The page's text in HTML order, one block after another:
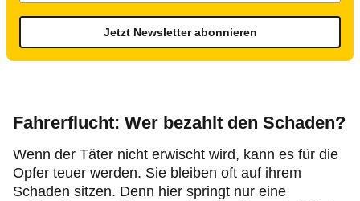
Jetzt Newsletter abonnieren
Fahrerflucht: Wer bezahlt den Schaden?
Wenn der Täter nicht erwischt wird, kann es für die
Opfer teuer werden. Sie bleiben oft auf ihrem
Schaden sitzen. Denn hier springt nur eine